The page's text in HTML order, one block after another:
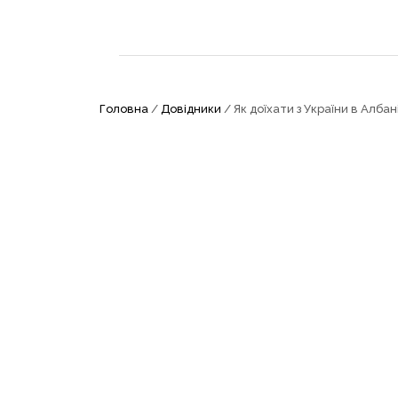
Головна / Довідники / Як доїхати з України в